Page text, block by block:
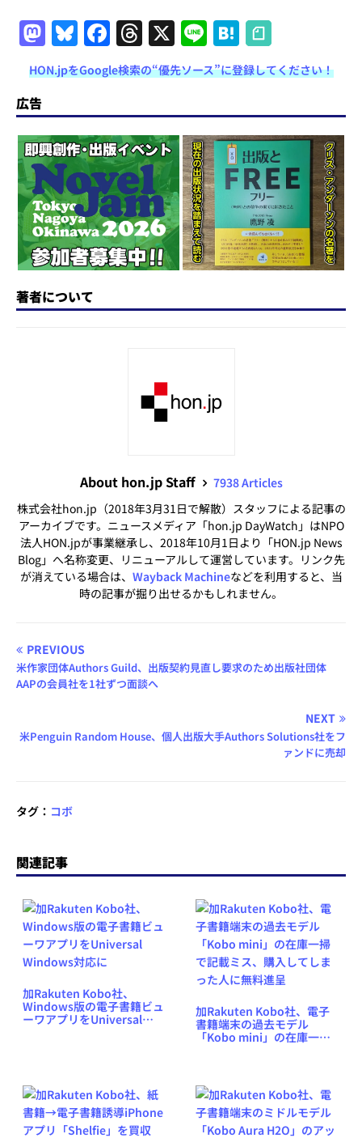
M
a
st
o
d
o
n
Bl
u
e
s
k
y
F
a
c
e
b
o
o
k
T
h
re
a
d
s
X Li
n
e
H
at
e
n
a
HON.jpをGoogle検索の“優先ソース”に登録してください！
広告
著者について
About hon.jp Staff
7938 Articles
株式会社hon.jp（2018年3月31日で解散）スタッフによる記事の
アーカイブです。ニュースメディア「hon.jp DayWatch」はNPO
法人HON.jpが事業継承し、2018年10月1日より「HON.jp News
Blog」へ名称変更、リニューアルして運営しています。リンク先
が消えている場合は、 Wayback Machineなどを利用すると、当
時の記事が掘り出せるかもしれません。
PREVIOUS
米作家団体Authors Guild、出版契約見直し要求のため出版社団体
AAPの会員社を1社ずつ面談へ
NEXT
米Penguin Random House、個人出版大手Authors Solutions社をフ
ァンドに売却
タグ： コボ
関連記事
加Rakuten Kobo社、
Windows版の電子書籍ビュ
ーワアプリをUniversal
加Rakuten Kobo社、電子
書籍端末の過去モデル
「Kobo mini」の在庫一掃